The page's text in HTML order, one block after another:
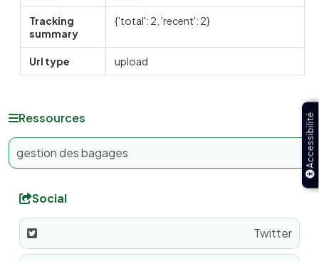
Accessibilité
Tracking
summary
{'total': 2, 'recent': 2}
Url type upload
Ressources
gestion des bagages
Social
Twitter